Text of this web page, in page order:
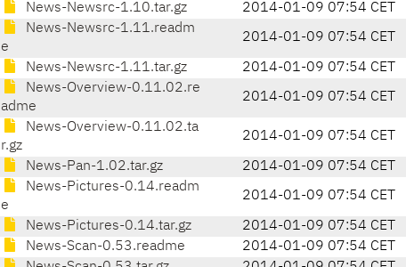
News-Newsrc-1.10.tar.gz 2014-01-09 07:54 CET
News-Newsrc-1.11.readm
e
2014-01-09 07:54 CET
News-Newsrc-1.11.tar.gz 2014-01-09 07:54 CET
News-Overview-0.11.02.re
adme
2014-01-09 07:54 CET
News-Overview-0.11.02.ta
r.gz
2014-01-09 07:54 CET
News-Pan-1.02.tar.gz 2014-01-09 07:54 CET
News-Pictures-0.14.readm
e
2014-01-09 07:54 CET
News-Pictures-0.14.tar.gz 2014-01-09 07:54 CET
News-Scan-0.53.readme
2014-01-09 07:54 CET